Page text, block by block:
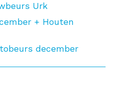
Urk
+ Houten
december